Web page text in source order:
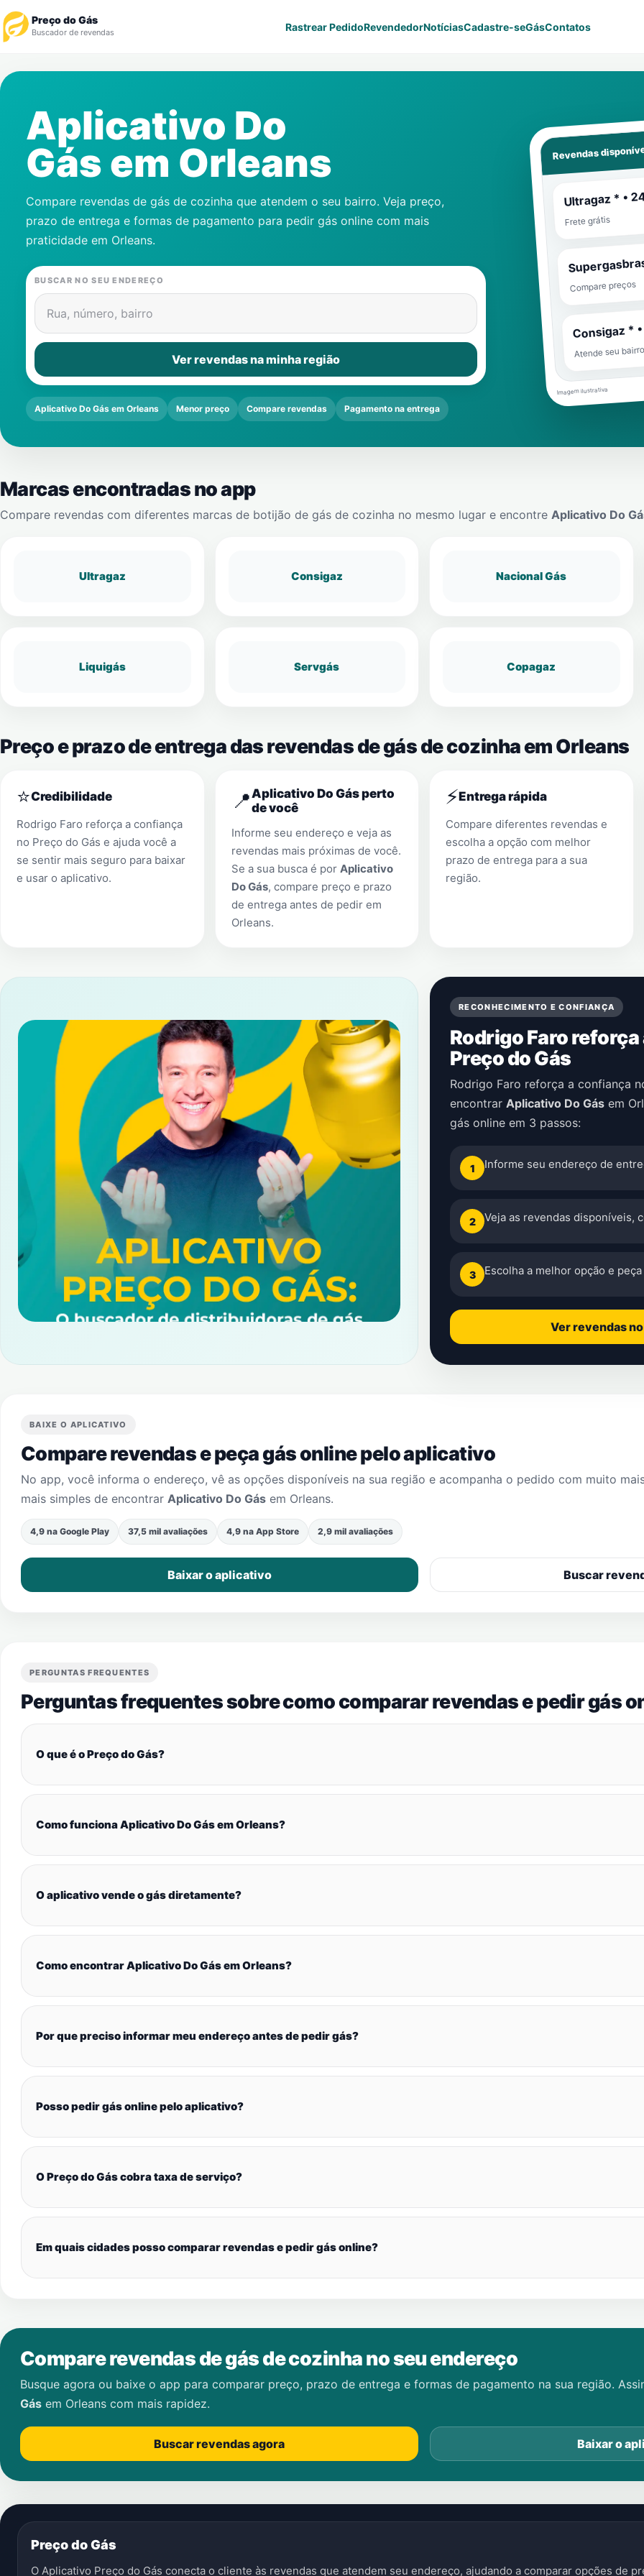
Preço do Gás
Buscador de revendas Rastrear PedidoRevendedorNotíciasCadastre-seGásContatos
Revendedor
Notícias
Gás
Contatos
Aplicativo Do
Gás em Orleans
Compare revendas de gás de cozinha que atendem o seu bairro. Veja preço,
prazo de entrega e formas de pagamento para pedir gás online com mais
praticidade em Orleans.
BUSCAR NO SEU ENDEREÇO
Rua, número, bairro
Ver revendas na minha região
Aplicativo Do Gás em Orleans Menor preço Compare revendas Pagamento na entrega
Revendas
Ultragaz * •
Frete grátis
Compare preços
Consigaz *
Atende seu
Imagem ilustrativa
Marcas encontradas no app
Compare revendas com diferentes marcas de botijão de gás de cozinha no mesmo lugar e encontre Aplicativo Do
Ultragaz Consigaz Nacional Gás
Liquigás Servgás Copagaz
Preço e prazo de entrega das revendas de gás de cozinha em Orleans
⭐Credibilidade
Rodrigo Faro reforça a confiança
no Preço do Gás e ajuda você a
se sentir mais seguro para baixar
e usar o aplicativo.
📍Aplicativo Do Gás perto
de você
Informe seu endereço e veja as
revendas mais próximas de você.
Se a sua busca é por Aplicativo
Do Gás, compare preço e prazo
de entrega antes de pedir em
Orleans.
⚡Entrega rápida
Compare diferentes revendas e
escolha a opção com melhor
prazo de entrega para a sua
região.
RECONHECIMENTO E CONFIANÇA
Rodrigo Faro
Preço do Gás
Rodrigo Faro reforça a confiança
encontrar Aplicativo Do Gás em
gás online em 3 passos:
1 Informe seu endereço de
2 Veja as revendas disponíveis,
3 Escolha a melhor opção e
Ver revendas
BAIXE O APLICATIVO
Compare revendas e peça gás online pelo aplicativo
No app, você informa o endereço, vê as opções disponíveis na sua região e acompanha o pedido com muito
mais simples de encontrar Aplicativo Do Gás em Orleans.
4,9 na Google Play 37,5 mil avaliações 4,9 na App Store 2,9 mil avaliações
Baixar o aplicativo Buscar
PERGUNTAS FREQUENTES
Perguntas frequentes sobre como comparar revendas e pedir gás
O que é o Preço do Gás?
Como funciona Aplicativo Do Gás em Orleans?
O aplicativo vende o gás diretamente?
Como encontrar Aplicativo Do Gás em Orleans?
Por que preciso informar meu endereço antes de pedir gás?
Posso pedir gás online pelo aplicativo?
O Preço do Gás cobra taxa de serviço?
Em quais cidades posso comparar revendas e pedir gás online?
Compare revendas de gás de cozinha no seu endereço
Busque agora ou baixe o app para comparar preço, prazo de entrega e formas de pagamento na sua região.
Gás em Orleans com mais rapidez.
Buscar revendas agora Baixar o
Preço do Gás
O Aplicativo Preço do Gás conecta o cliente às revendas que atendem seu endereço, ajudando a comparar opções de